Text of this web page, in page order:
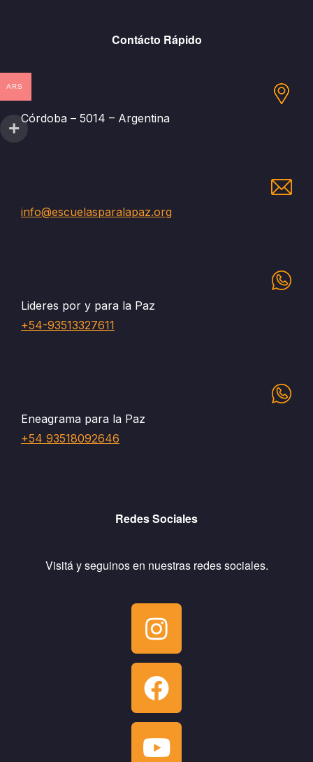
Contácto Rápido
Córdoba – 5014 – Argentina
info@escuelasparalapaz.org
Lideres por y para la Paz
+54-93513327611
Eneagrama para la Paz
+54 93518092646
Redes Sociales
Visitá y seguinos en nuestras redes sociales.
ARS